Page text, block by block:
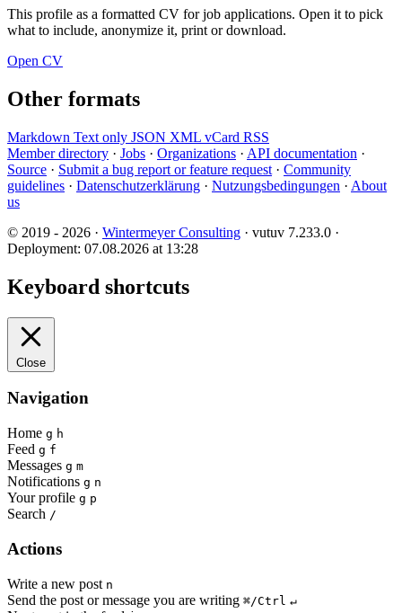
This profile as a formatted CV for job applications. Open it to pick
what to include, anonymize it, print or download.
Open CV
Other formats
Markdown Text only JSON XML vCard RSS
Member directory · Jobs · Organizations · API documentation ·
Source · Submit a bug report or feature request · Community
guidelines · Datenschutzerklärung · Nutzungsbedingungen · About
us
© 2019 - 2026 · Wintermeyer Consulting · vutuv 7.233.0 ·
Deployment: 07.08.2026 at 13:28
Keyboard shortcuts
Close
Navigation
Home g h
Feed g f
Messages g m
Notifications g n
Your profile g p
Search /
Actions
Write a new post n
Send the post or message you are writing ⌘/Ctrl ↵